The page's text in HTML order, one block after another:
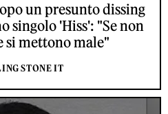
un presunto dissing
singolo 'Hiss': "Se non
si mettono male"
STONE IT